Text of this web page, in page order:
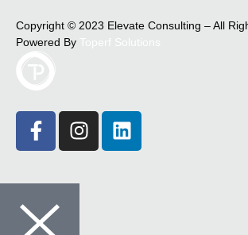
Copyright © 2023 Elevate Consulting – All
Powered By